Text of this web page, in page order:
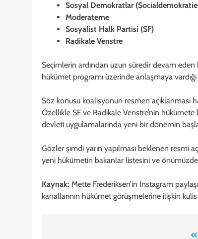
Sosyal Demokratlar
Moderaterne
Sosyalist Halk Partisi (SF)
Radikale Venstre
Seçimlerin ardından uzun süredir devam
hükümet programı üzerinde anlaşmaya
Söz konusu koalisyonun resmen
Özellikle SF ve Radikale Venstre’nin
devleti uygulamalarında yeni bir dönemin
Gözler şimdi yarın yapılması beklenen resmi
yeni hükümetin bakanlar listesini ve
Kaynak: Mette Frederiksen’in Instagram
kanallarının hükümet görüşmelerine ilişkin